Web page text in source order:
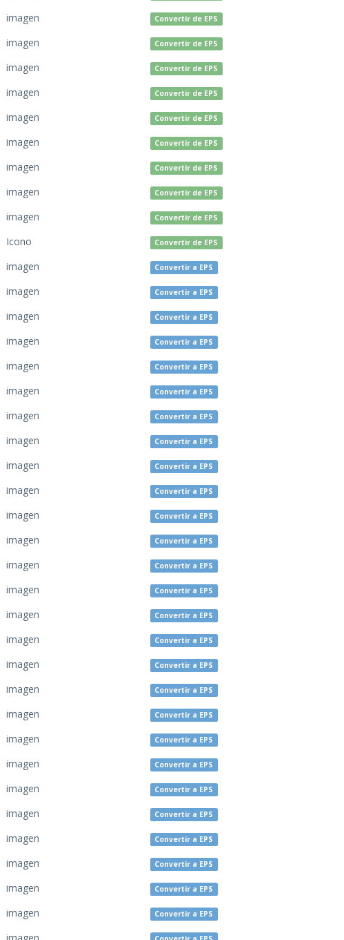
imagen Convertir de EPS
imagen Convertir de EPS
imagen Convertir de EPS
imagen Convertir de EPS
imagen Convertir de EPS
imagen Convertir de EPS
imagen Convertir de EPS
imagen Convertir de EPS
imagen Convertir de EPS
Icono Convertir de EPS
imagen Convertir a EPS
imagen Convertir a EPS
imagen Convertir a EPS
imagen Convertir a EPS
imagen Convertir a EPS
imagen Convertir a EPS
imagen Convertir a EPS
imagen Convertir a EPS
imagen Convertir a EPS
imagen Convertir a EPS
imagen Convertir a EPS
imagen Convertir a EPS
imagen Convertir a EPS
imagen Convertir a EPS
imagen Convertir a EPS
imagen Convertir a EPS
imagen Convertir a EPS
imagen Convertir a EPS
imagen Convertir a EPS
imagen Convertir a EPS
imagen Convertir a EPS
imagen Convertir a EPS
imagen Convertir a EPS
imagen Convertir a EPS
imagen Convertir a EPS
imagen Convertir a EPS
imagen Convertir a EPS